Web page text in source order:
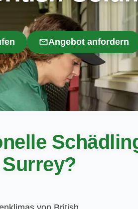
Angebot anfordern
Surrey?